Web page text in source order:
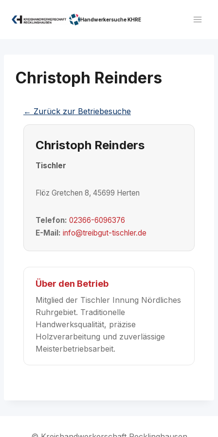
Inhalt
Handwerkersuche KHRE
Christoph Reinders
← Zurück zur Betriebesuche
Christoph Reinders
Tischler
Flöz Gretchen 8, 45699 Herten
Telefon: 02366-6096376
E-Mail: info@treibgut-tischler.de
Über den Betrieb
Mitglied der Tischler Innung Nördliches
Ruhrgebiet. Traditionelle
Handwerksqualität, präzise
Holzverarbeitung und zuverlässige
Meisterbetriebsarbeit.